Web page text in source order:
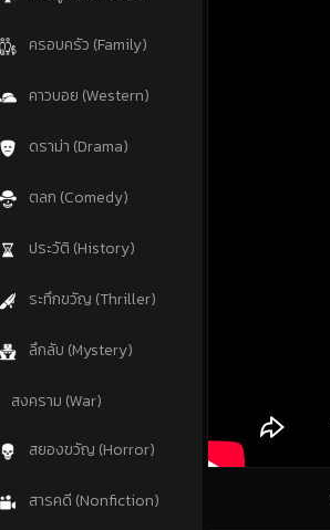
ครอบครัว (Family)
คาวบอย (Western)
ดราม่า (Drama)
ตลก (Comedy)
ประวัติ (History)
ระทึกขวัญ (Thriller)
ลึกลับ (Mystery)
สงคราม (War)
สยองขวัญ (Horror)
สารคดี (Nonfiction)